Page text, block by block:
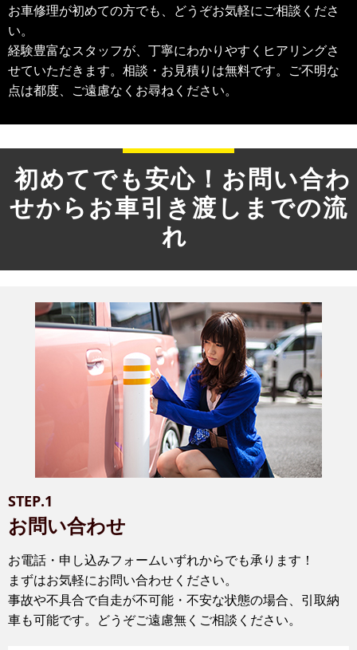
お車修理が初めての方でも、どうぞお気軽にご相談くださ
い。
経験豊富なスタッフが、丁寧にわかりやすくヒアリングさ
せていただきます。相談・お見積りは無料です。ご不明な
点は都度、ご遠慮なくお尋ねください。
初めてでも安心！ お問い合わ
せからお車引き渡しまでの流
れ
STEP.1
お問い合わせ
お電話・申し込みフォームいずれからでも承ります！
まずはお気軽にお問い合わせください。
事故や不具合で自走が不可能・不安な状態の場合、引取納
車も可能です。どうぞご遠慮無くご相談ください。